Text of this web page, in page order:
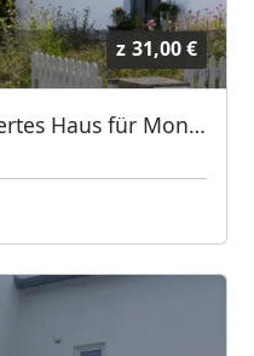
z 31,00 €
Region Stuttgart: Möbliertes Haus für Monteure, Bauleiter & Projektteams in Owen